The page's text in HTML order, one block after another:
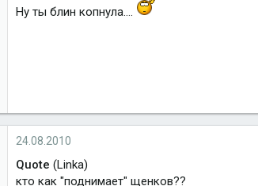
Ну ты блин копнула....
24.08.2010
Quote (Linka)
кто как "поднимает" щенков??